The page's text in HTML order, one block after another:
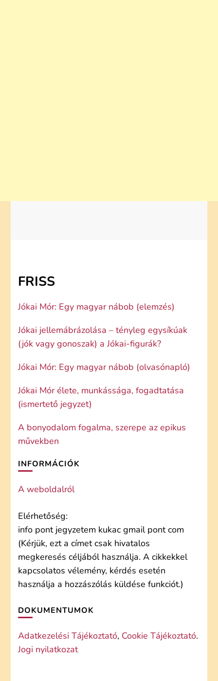
FRISS
Jókai Mór: Egy magyar nábob (elemzés)
Jókai jellemábrázolása – tényleg egysíkúak
(jók vagy gonoszak) a Jókai-figurák?
Jókai Mór: Egy magyar nábob (olvasónapló)
Jókai Mór élete, munkássága, fogadtatása
(ismertető jegyzet)
A bonyodalom fogalma, szerepe az epikus
művekben
INFORMÁCIÓK
A weboldalról
Elérhetőség:
info pont jegyzetem kukac gmail pont com
(Kérjük, ezt a címet csak hivatalos
megkeresés céljából használja. A cikkekkel
kapcsolatos vélemény, kérdés esetén
használja a hozzászólás küldése funkciót.)
DOKUMENTUMOK
Adatkezelési Tájékoztató, Cookie Tájékoztató.
Jogi nyilatkozat